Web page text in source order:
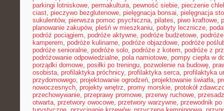
parkingi lotniskowe, permakultura, pewność siebie, pieczenie
ciast, pieczywo bezglutenowe, pielęgnacja bonsai, pielęgnacja
sukulentów, pierwsza pomoc psychiczna, pilates, piwo kraftowe,
planowanie zakupów, pleśń w mieszkaniu, pobyty lecznicze,
podróż pociągiem, podróże aktywne, podróże budżetowe,
kamperem, podróże kulinarne, podróże objazdowe, podróże
podróże senioralne, podróże solo, podróże z kotem, podróże z
podróżowanie odpowiedzialne, pola namiotowe, pompy ciepła w
porządki domowe, posiłki po treningu, pozwolenie na budowę,
osobista, profilaktyka próchnicy, profilaktyka serca, profilaktyka
przydomowego, projektowanie ogrodzeń, projektowanie światła,
nowoczesnych, projekty wnętrz, promy morskie, protokół
przechowywanie, przeprawy promowe, przerwy ruchowe,
otwarta, przetwory owocowe, przetwory warzywne, przewodnik